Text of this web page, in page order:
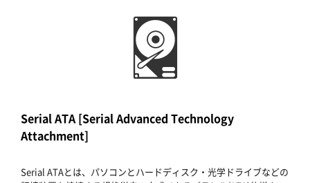
Serial ATA [Serial Advanced Technology
Attachment]
Serial ATAとは、パソコンとハードディスク・光学ドライブなどの